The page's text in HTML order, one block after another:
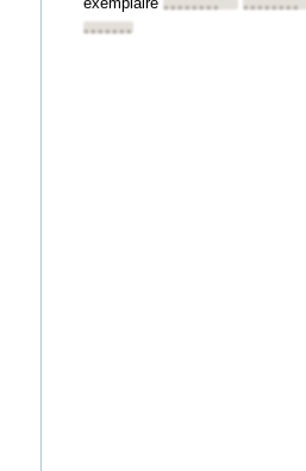
•••••••• ••••••••
••••••••